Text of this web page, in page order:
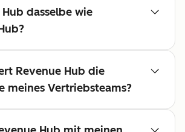
dasselbe wie
Revenue Hub die
meines Vertriebsteams?